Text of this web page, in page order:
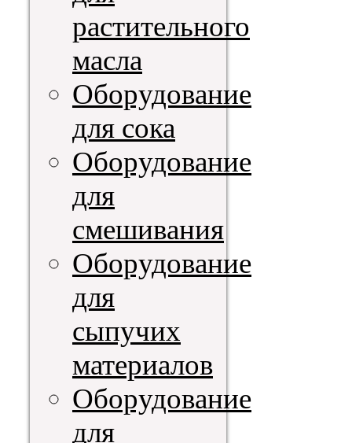
растительного
масла
Оборудование
для сока
Оборудование
для
смешивания
Оборудование
для
сыпучих
материалов
Оборудование
для